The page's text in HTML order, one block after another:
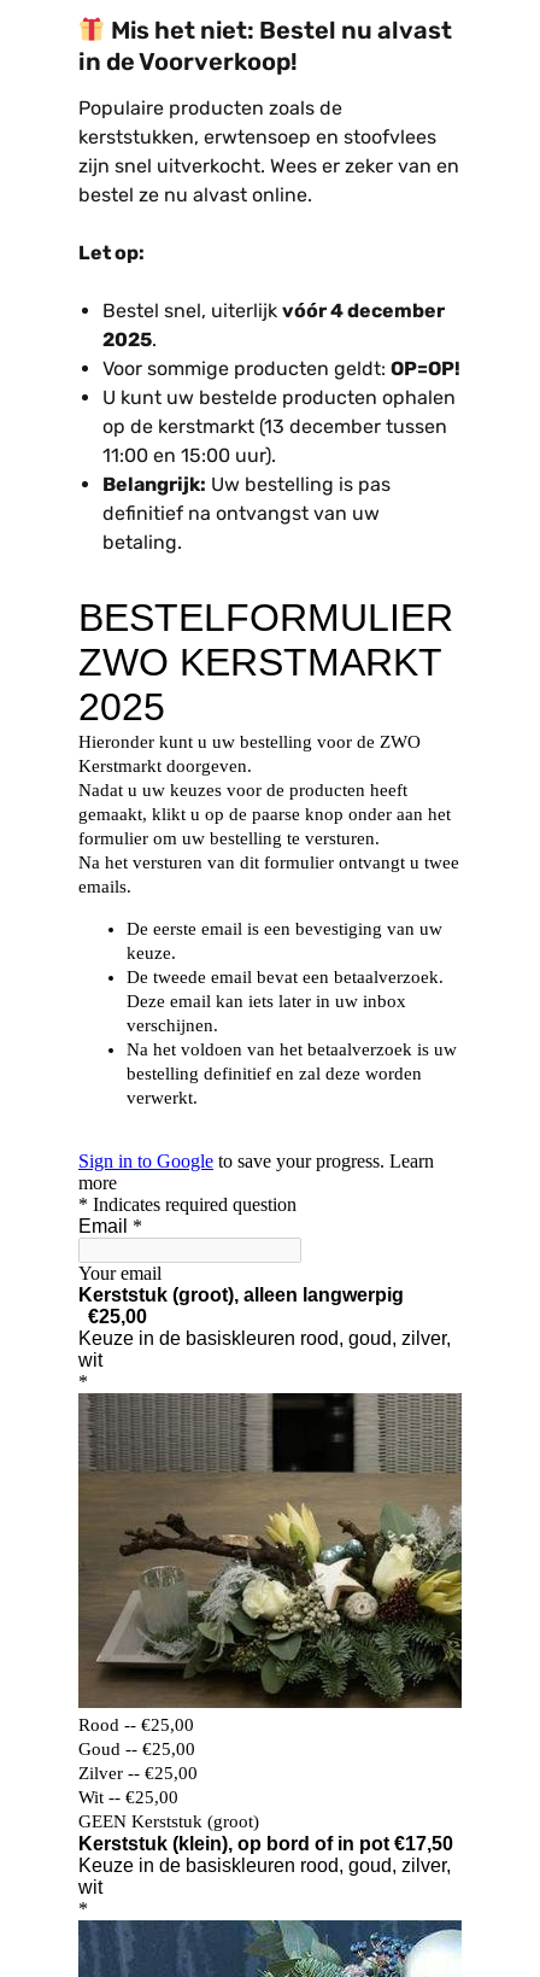
Mis het niet: Bestel nu alvast
in de Voorverkoop!
Populaire producten zoals de
kerststukken, erwtensoep en stoofvlees
zijn snel uitverkocht. Wees er zeker van en
bestel ze nu alvast online.
Let op:
Bestel snel, uiterlijk vóór 4 december
2025.
Voor sommige producten geldt: OP=OP!
U kunt uw bestelde producten ophalen
op de kerstmarkt (13 december tussen
11:00 en 15:00 uur).
Belangrijk: Uw bestelling is pas
definitief na ontvangst van uw
betaling.